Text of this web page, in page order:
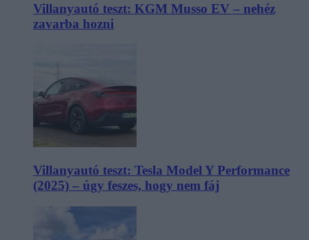
Villanyautó teszt: KGM Musso EV – nehéz
zavarba hozni
Villanyautó teszt: Tesla Model Y Performance
(2025) – úgy feszes, hogy nem fáj